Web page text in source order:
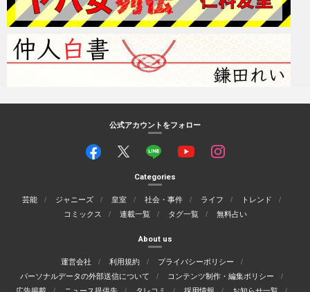
公式アカウントをフォロー
Categories
芸能 ジャニーズ 皇室 社会・事件 ライフ
トレンド
コミックス
連載一覧 タグ一覧 無料占い
About us
運営会社 利用規約
プライバシーポリシー
パーソナルデータの外部送信について
コンテンツ制作・編集ポリシー
広告掲載
ニュース提供先 タレコミ 採用情報
お知らせ一覧